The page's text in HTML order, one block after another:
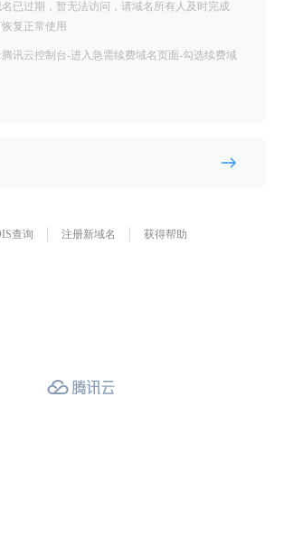
已过期，暂无法访问，请域名所有人及时完成
复正常使用
讯云控制台-进入急需续费域名页面-勾选续费域
查询 注册新域名 获得帮助